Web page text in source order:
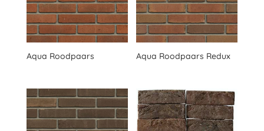
Aqua Roodpaars Aqua Roodpaars Redux